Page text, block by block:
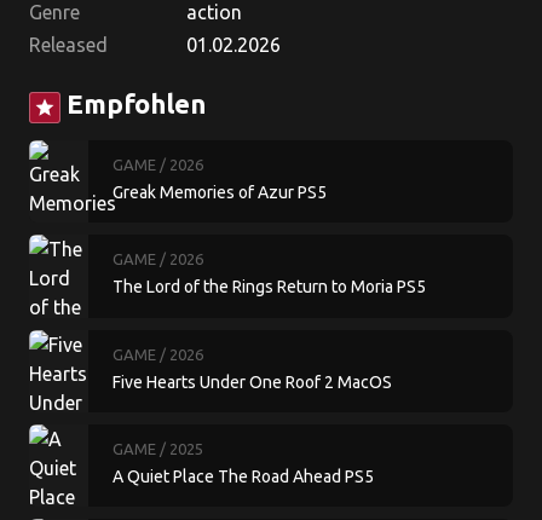
Genre
action
Released
01.02.2026
star Empfohlen
GAME / 2026
Greak Memories of Azur PS5
GAME / 2026
The Lord of the Rings Return to Moria PS5
GAME / 2026
Five Hearts Under One Roof 2 MacOS
GAME / 2025
A Quiet Place The Road Ahead PS5